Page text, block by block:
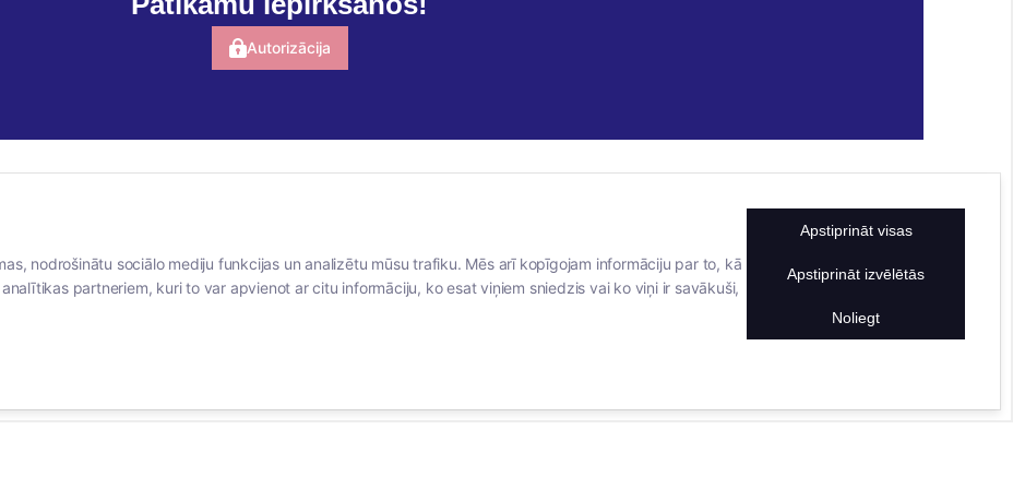
Autorizācija
Par mums
Vakances
facebook
linkedIn
KONTAKTINFORMĀCIJA
TĀLRUNIS
+371 25911816
info@bertasnams.lv
nodrošinātu sociālo mediju funkcijas un analizētu mūsu trafiku. Mēs arī kopīgojam informāciju par to, kā
partneriem, kuri to var apvienot ar citu informāciju, ko esat viņiem sniedzis vai ko viņi ir savākuši,
Apstiprināt visas
Apstiprināt izvēlētās
Noliegt